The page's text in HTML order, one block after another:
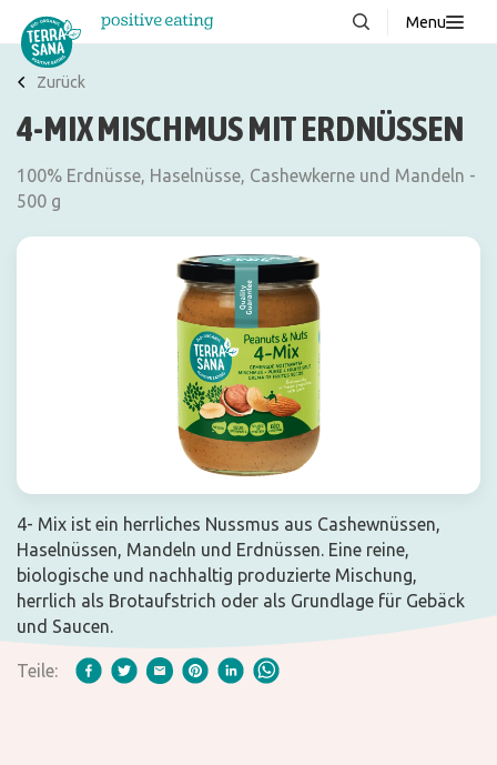
Menu
Über uns
Wissenswertes
FAQ
Zurück
4-MIX MISCHMUS MIT ERDNÜSSEN
100% Erdnüsse, Haselnüsse, Cashewkerne und Mandeln -
500 g
4- Mix ist ein herrliches Nussmus aus Cashewnüssen,
Haselnüssen, Mandeln und Erdnüssen. Eine reine,
biologische und nachhaltig produzierte Mischung,
herrlich als Brotaufstrich oder als Grundlage für Gebäck
und Saucen.
Teile: